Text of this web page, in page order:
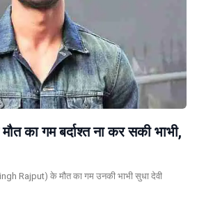
का गम बर्दाश्‍त ना कर सकी भाभी,
Rajput) के मौत का गम उनकी भाभी सुधा देवी